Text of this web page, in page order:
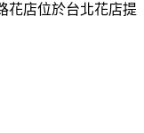
花店位於台北花店提